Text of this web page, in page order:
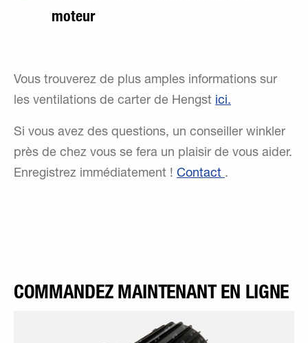
moteur
Vous trouverez de plus amples informations sur
les ventilations de carter de Hengst ici.
Si vous avez des questions, un conseiller winkler
près de chez vous se fera un plaisir de vous aider.
Enregistrez immédiatement ! Contact .
COMMANDEZ MAINTENANT EN LIGNE